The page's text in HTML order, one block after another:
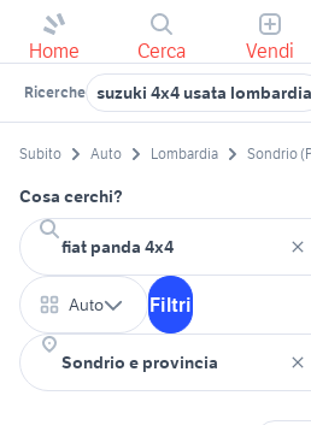
Home Cerca Vendi
Ricerche suzuki 4x4 usata lombardia
Subito Auto Lombardia Sondrio
Cosa cerchi?
Auto Filtri